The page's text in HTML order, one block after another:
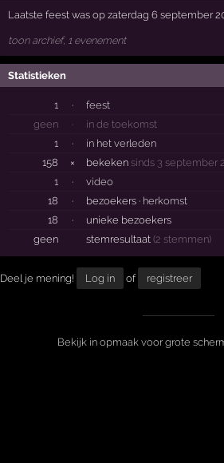
Laatste feest was op zaterdag 6 september
toon archief, 1 evenement
Statistieken
1 ·
feest
geen
·
in de toekomst
1
·
in het verleden
158
× bekeken sinds 3 september
1
·
video
18
· bezoekers · herkomst
18
·
unieke bezoekers
geen
stemresultaat(2 stemmen)
Deel je mening! Log in of registreer
Bekijk in opmaak voor grote